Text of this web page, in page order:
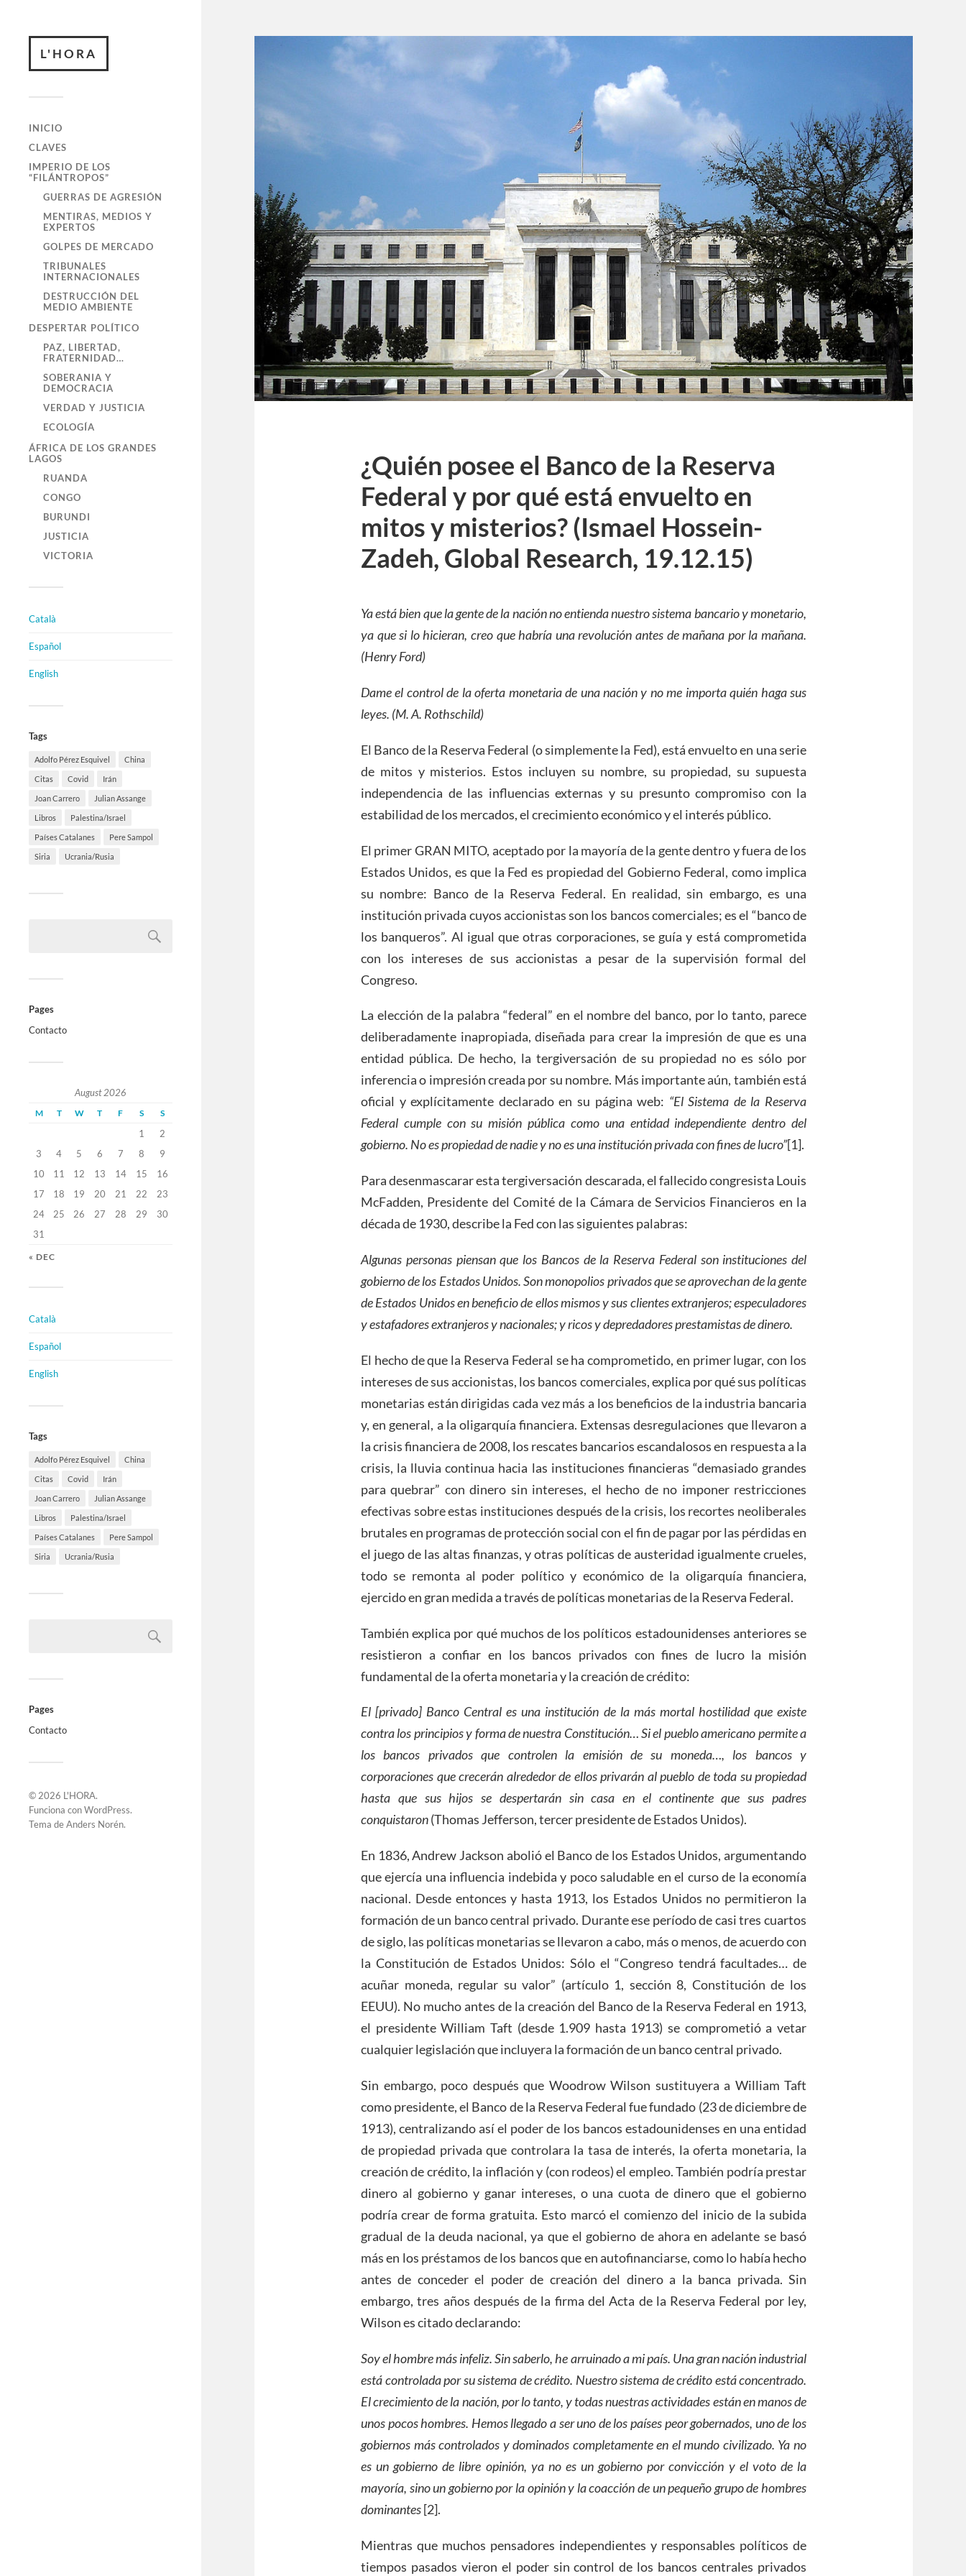
L'HORA
INICIO
CLAVES
IMPERIO DE LOS
“FILÁNTROPOS”
GUERRAS DE AGRESIÓN
MENTIRAS, MEDIOS Y
EXPERTOS
GOLPES DE MERCADO
TRIBUNALES
INTERNACIONALES
DESTRUCCIÓN DEL
MEDIO AMBIENTE
DESPERTAR POLÍTICO
PAZ, LIBERTAD,
FRATERNIDAD…
SOBERANIA Y
DEMOCRACIA
VERDAD Y JUSTICIA
ECOLOGÍA
ÁFRICA DE LOS GRANDES
LAGOS
RUANDA
CONGO
BURUNDI
JUSTICIA
VICTORIA
Català
Español
English
Tags
Adolfo Pérez Esquivel China
Citas Covid Irán
Joan Carrero Julian Assange
Libros Palestina/Israel
Países Catalanes Pere Sampol
Siria Ucrania/Rusia
Pages
Contacto
August 2026
M T W T F S S
1
2
3
4 5 6 7 8
9
10
11 12 13 14 15
16
17
18 19 20 21 22
23
24
25 26 27 28 29
30
31
« DEC
Català
Español
English
Tags
Adolfo Pérez Esquivel China
Citas Covid Irán
Joan Carrero Julian Assange
Libros Palestina/Israel
Países Catalanes Pere Sampol
Siria Ucrania/Rusia
Pages
Contacto
© 2026 L'HORA.
Funciona conWordPress.
Tema deAnders Norén.
¿Quién posee el Banco de la Reserva
Federal y por qué está envuelto en
mitos y misterios? (Ismael Hossein-
Zadeh, Global Research, 19.12.15)
Ya está bien que la gente de la nación no entienda nuestro sistema bancario y monetario,
ya que si lo hicieran, creo que habría una revolución antes de mañana por la mañana.
(Henry Ford)
Dame el control de la oferta monetaria de una nación y no me importa quién haga sus
leyes. (M. A. Rothschild)
El Banco de la Reserva Federal (o simplemente la Fed), está envuelto en una serie
de mitos y misterios. Estos incluyen su nombre, su propiedad, su supuesta
independencia de las influencias externas y su presunto compromiso con la
estabilidad de los mercados, el crecimiento económico y el interés público.
El primer GRAN MITO, aceptado por la mayoría de la gente dentro y fuera de los
Estados Unidos, es que la Fed es propiedad del Gobierno Federal, como implica
su nombre: Banco de la Reserva Federal. En realidad, sin embargo, es una
institución privada cuyos accionistas son los bancos comerciales; es el “banco de
los banqueros”. Al igual que otras corporaciones, se guía y está comprometida
con los intereses de sus accionistas a pesar de la supervisión formal del
Congreso.
La elección de la palabra “federal” en el nombre del banco, por lo tanto, parece
deliberadamente inapropiada, diseñada para crear la impresión de que es una
entidad pública. De hecho, la tergiversación de su propiedad no es sólo por
inferencia o impresión creada por su nombre. Más importante aún, también está
oficial y explícitamente declarado en su página web: “El Sistema de la Reserva
Federal cumple con su misión pública como una entidad independiente dentro del
gobierno. No es propiedad de nadie y no es una institución privada con fines de lucro”[1].
Para desenmascarar esta tergiversación descarada, el fallecido congresista Louis
McFadden, Presidente del Comité de la Cámara de Servicios Financieros en la
década de 1930, describe la Fed con las siguientes palabras:
Algunas personas piensan que los Bancos de la Reserva Federal son instituciones del
gobierno de los Estados Unidos. Son monopolios privados que se aprovechan de la gente
de Estados Unidos en beneficio de ellos mismos y sus clientes extranjeros; especuladores
y estafadores extranjeros y nacionales; y ricos y depredadores prestamistas de dinero.
El hecho de que la Reserva Federal se ha comprometido, en primer lugar, con los
intereses de sus accionistas, los bancos comerciales, explica por qué sus políticas
monetarias están dirigidas cada vez más a los beneficios de la industria bancaria
y, en general, a la oligarquía financiera. Extensas desregulaciones que llevaron a
la crisis financiera de 2008, los rescates bancarios escandalosos en respuesta a la
crisis, la lluvia continua hacia las instituciones financieras “demasiado grandes
para quebrar” con dinero sin intereses, el hecho de no imponer restricciones
efectivas sobre estas instituciones después de la crisis, los recortes neoliberales
brutales en programas de protección social con el fin de pagar por las pérdidas en
el juego de las altas finanzas, y otras políticas de austeridad igualmente crueles,
todo se remonta al poder político y económico de la oligarquía financiera,
ejercido en gran medida a través de políticas monetarias de la Reserva Federal.
También explica por qué muchos de los políticos estadounidenses anteriores se
resistieron a confiar en los bancos privados con fines de lucro la misión
fundamental de la oferta monetaria y la creación de crédito:
El [privado] Banco Central es una institución de la más mortal hostilidad que existe
contra los principios y forma de nuestra Constitución… Si el pueblo americano permite a
los bancos privados que controlen la emisión de su moneda…, los bancos y
corporaciones que crecerán alrededor de ellos privarán al pueblo de toda su propiedad
hasta que sus hijos se despertarán sin casa en el continente que sus padres
conquistaron(Thomas Jefferson, tercer presidente de Estados Unidos).
En 1836, Andrew Jackson abolió el Banco de los Estados Unidos, argumentando
que ejercía una influencia indebida y poco saludable en el curso de la economía
nacional. Desde entonces y hasta 1913, los Estados Unidos no permitieron la
formación de un banco central privado. Durante ese período de casi tres cuartos
de siglo, las políticas monetarias se llevaron a cabo, más o menos, de acuerdo con
la Constitución de Estados Unidos: Sólo el “Congreso tendrá facultades… de
acuñar moneda, regular su valor” (artículo 1, sección 8, Constitución de los
EEUU). No mucho antes de la creación del Banco de la Reserva Federal en 1913,
el presidente William Taft (desde 1.909 hasta 1913) se comprometió a vetar
cualquier legislación que incluyera la formación de un banco central privado.
Sin embargo, poco después que Woodrow Wilson sustituyera a William Taft
como presidente, el Banco de la Reserva Federal fue fundado (23 de diciembre de
1913), centralizando así el poder de los bancos estadounidenses en una entidad
de propiedad privada que controlara la tasa de interés, la oferta monetaria, la
creación de crédito, la inflación y (con rodeos) el empleo. También podría prestar
dinero al gobierno y ganar intereses, o una cuota de dinero que el gobierno
podría crear de forma gratuita. Esto marcó el comienzo del inicio de la subida
gradual de la deuda nacional, ya que el gobierno de ahora en adelante se basó
más en los préstamos de los bancos que en autofinanciarse, como lo había hecho
antes de conceder el poder de creación del dinero a la banca privada. Sin
embargo, tres años después de la firma del Acta de la Reserva Federal por ley,
Wilson es citado declarando:
Soy el hombre más infeliz. Sin saberlo, he arruinado a mi país. Una gran nación industrial
está controlada por su sistema de crédito. Nuestro sistema de crédito está concentrado.
El crecimiento de la nación, por lo tanto, y todas nuestras actividades están en manos de
unos pocos hombres. Hemos llegado a ser uno de los países peor gobernados, uno de los
gobiernos más controlados y dominados completamente en el mundo civilizado. Ya no
es un gobierno de libre opinión, ya no es un gobierno por convicción y el voto de la
mayoría, sino un gobierno por la opinión y la coacción de un pequeño grupo de hombres
dominantes[2].
Mientras que muchos pensadores independientes y responsables políticos de
tiempos pasados ​vieron el poder sin control de los bancos centrales privados